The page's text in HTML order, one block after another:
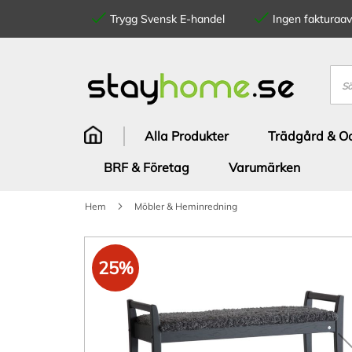
Trygg Svensk E-handel Ingen
innehållet
Sök
Alla Produkter Trädgård &
BRF & Företag
Varumärken
Hem Möbler & Heminredning
Hoppa
till
slutet
bildgalleriet
25%